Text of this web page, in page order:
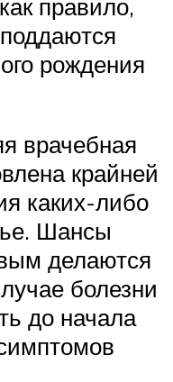
правило,
рождения
врачебная
крайней
каких-либо
Шансы
делаются
болезни
до начала